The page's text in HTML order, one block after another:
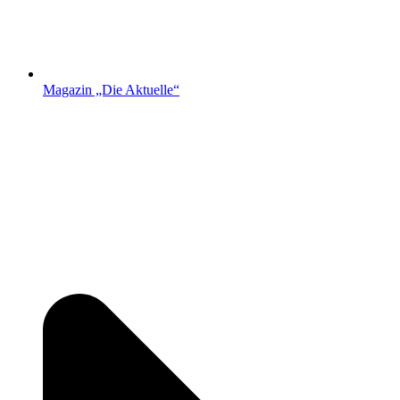
Magazin „Die Aktuelle“